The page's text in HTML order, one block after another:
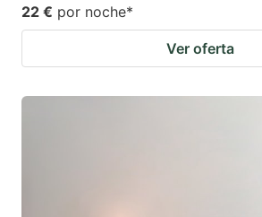
22 € por noche*
Ver oferta